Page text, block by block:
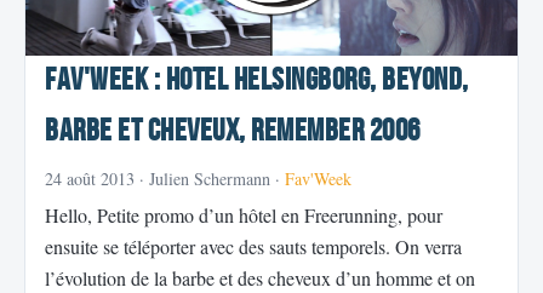
Fav'Week : Hotel Helsingborg, Beyond,
Barbe et cheveux, Remember 2006
24 août 2013 · Julien Schermann · Fav'Week
Hello, Petite promo d’un hôtel en Freerunning, pour
ensuite se téléporter avec des sauts temporels. On verra
l’évolution de la barbe et des cheveux d’un homme et on